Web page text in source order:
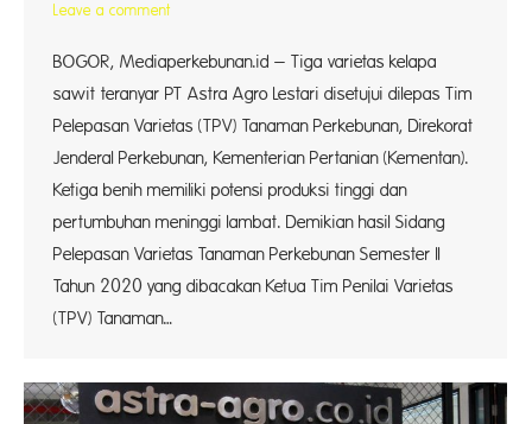
Leave a comment
BOGOR, Mediaperkebunan.id – Tiga varietas kelapa
sawit teranyar PT Astra Agro Lestari disetujui dilepas Tim
Pelepasan Varietas (TPV) Tanaman Perkebunan, Direkorat
Jenderal Perkebunan, Kementerian Pertanian (Kementan).
Ketiga benih memiliki potensi produksi tinggi dan
pertumbuhan meninggi lambat. Demikian hasil Sidang
Pelepasan Varietas Tanaman Perkebunan Semester II
Tahun 2020 yang dibacakan Ketua Tim Penilai Varietas
(TPV) Tanaman…